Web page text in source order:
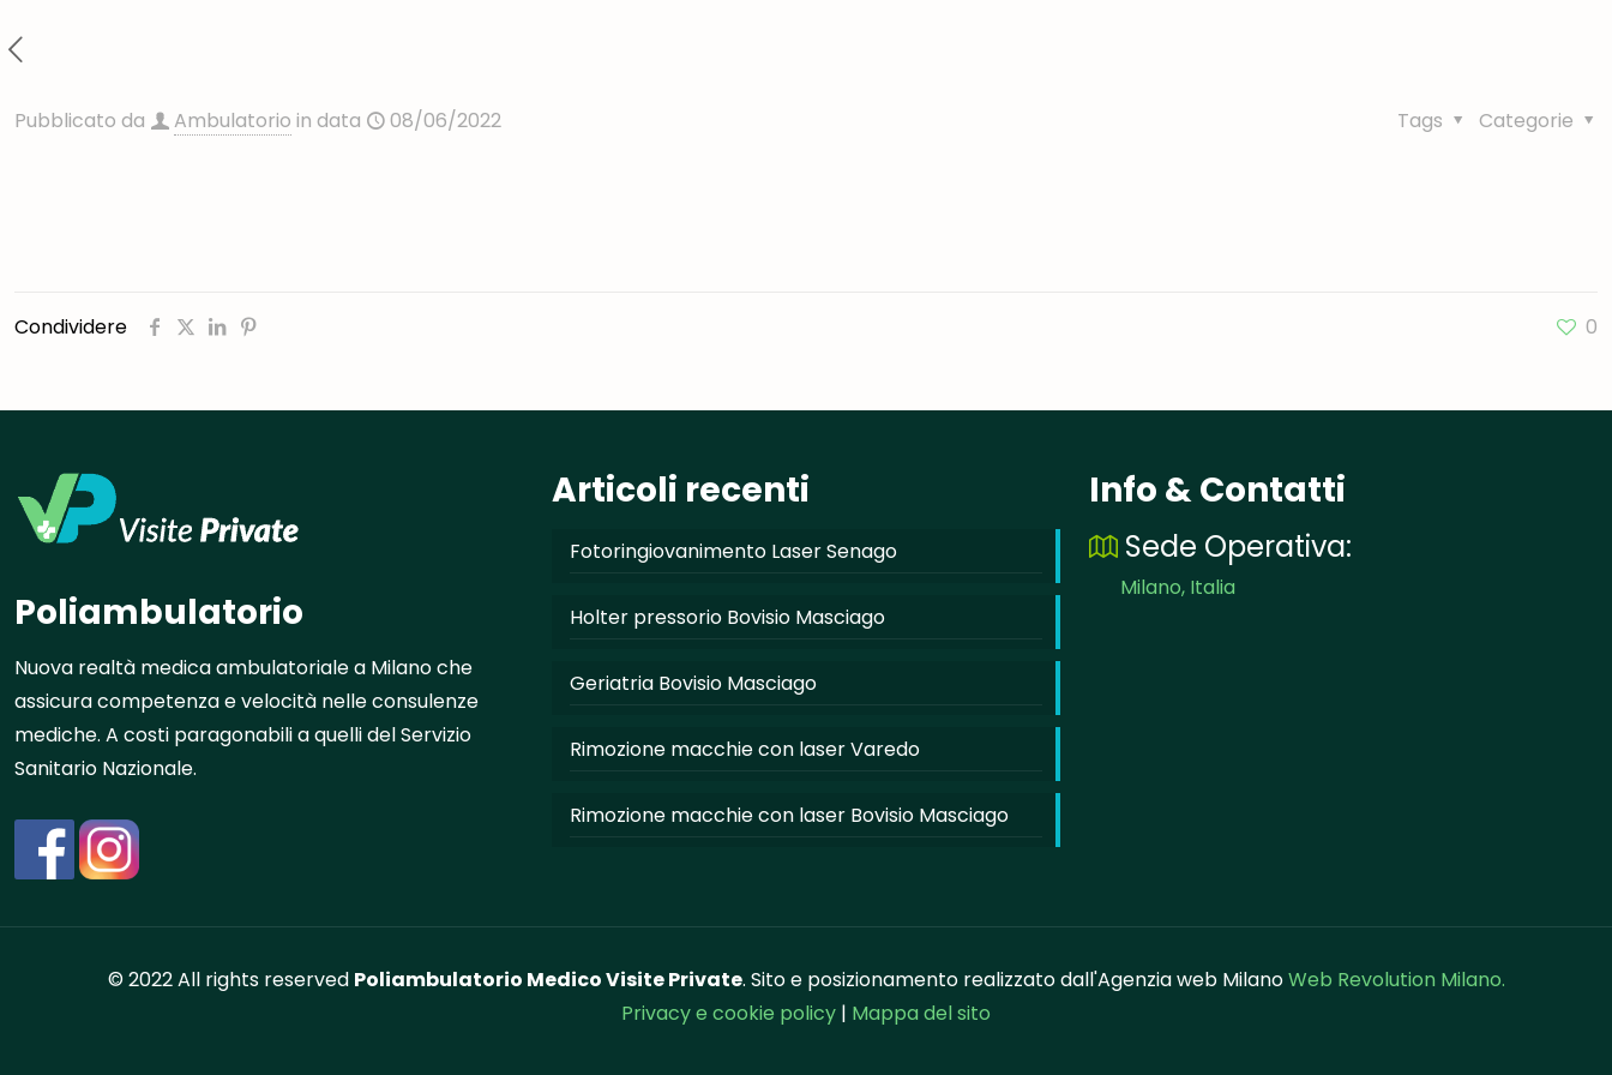
Pubblicato da Ambulatorio in data 08/06/2022 Categorie
Tags
Condividere 0
Poliambulatorio
Nuova realtà medica ambulatoriale a Milano che
assicura competenza e velocità nelle consulenze
mediche. A costi paragonabili a quelli del Servizio
Sanitario Nazionale.
Articoli recenti
Fotoringiovanimento Laser Senago
Holter pressorio Bovisio Masciago
Geriatria Bovisio Masciago
Rimozione macchie con laser Varedo
Rimozione macchie con laser Bovisio Masciago
Info & Contatti
Sede Operativa:
Milano, Italia
© 2022 All rights reserved Poliambulatorio Medico Visite Private. Sito e posizionamento realizzato dall'Agenzia web MilanoWeb Revolution Milano.
Privacy e cookie policy | Mappa del sito